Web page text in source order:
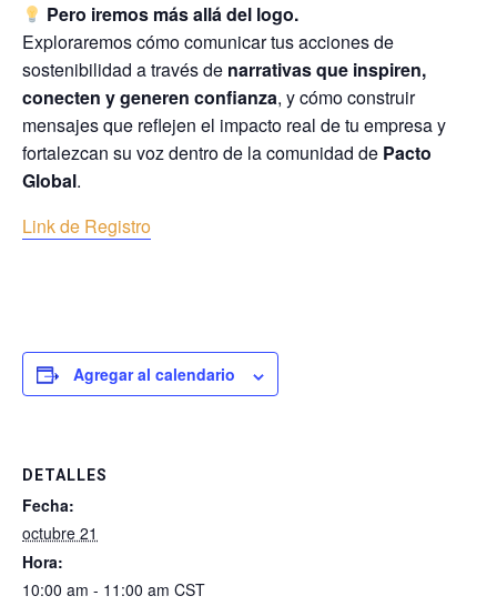
Pero iremos más allá del logo.
Exploraremos cómo comunicar tus acciones de
sostenibilidad a través de narrativas que inspiren,
conecten y generen confianza, y cómo construir
mensajes que reflejen el impacto real de tu empresa y
fortalezcan su voz dentro de la comunidad de Pacto
Global.
Link de Registro
Agregar al calendario
DETALLES
Fecha:
octubre 21
Hora:
10:00 am - 11:00 am CST